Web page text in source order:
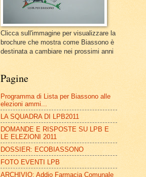
Clicca sull'immagine per visualizzare la
brochure che mostra come Biassono è
destinata a cambiare nei prossimi anni
Pagine
Programma di Lista per Biassono alle
elezioni ammi...
LA SQUADRA DI LPB2011
DOMANDE E RISPOSTE SU LPB E
LE ELEZIONI 2011
DOSSIER: ECOBIASSONO
FOTO EVENTI LPB
ARCHIVIO: Addio Farmacia Comunale